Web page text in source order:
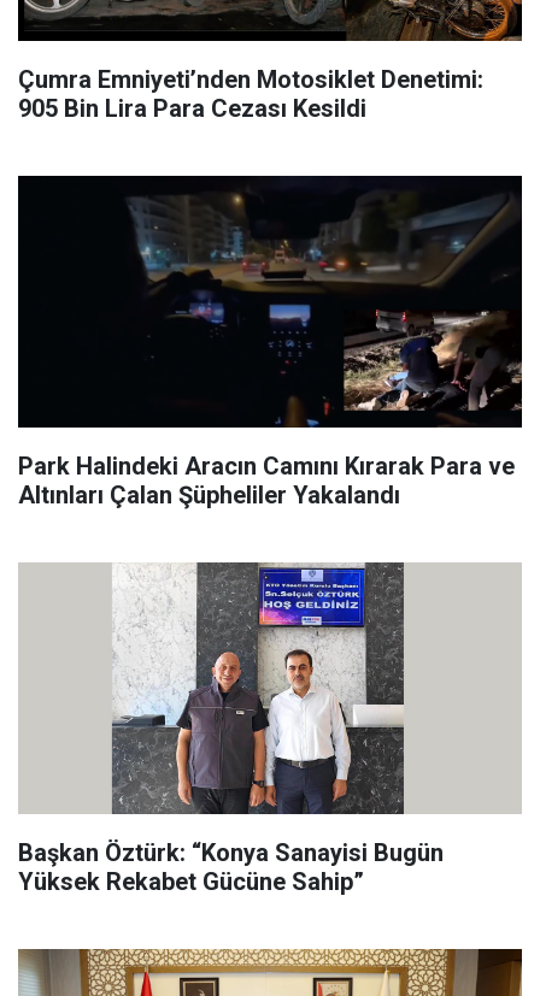
Çumra Emniyeti’nden Motosiklet Denetimi:
905 Bin Lira Para Cezası Kesildi
Park Halindeki Aracın Camını Kırarak Para ve
Altınları Çalan Şüpheliler Yakalandı
Başkan Öztürk: “Konya Sanayisi Bugün
Yüksek Rekabet Gücüne Sahip”